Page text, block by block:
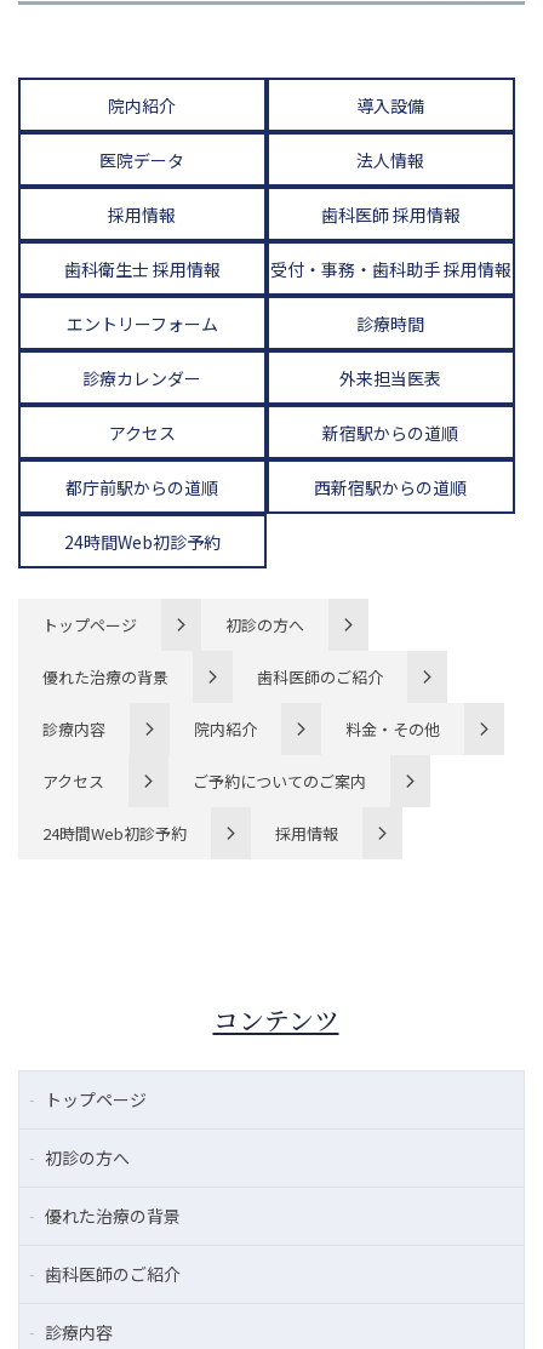
院内紹介 導入設備
医院データ 法人情報
採用情報 歯科医師 採用情報
歯科衛生士 採用情報 受付・事務・歯科助手 採用情報
エントリーフォーム 診療時間
診療カレンダー 外来担当医表
アクセス 新宿駅からの道順
都庁前駅からの道順 西新宿駅からの道順
24時間Web初診予約
トップページ 初診の方へ
優れた治療の背景 歯科医師のご紹介
診療内容 院内紹介 料金・その他
アクセス ご予約についてのご案内
24時間Web初診予約 採用情報
コンテンツ
トップページ
初診の方へ
優れた治療の背景
歯科医師のご紹介
診療内容